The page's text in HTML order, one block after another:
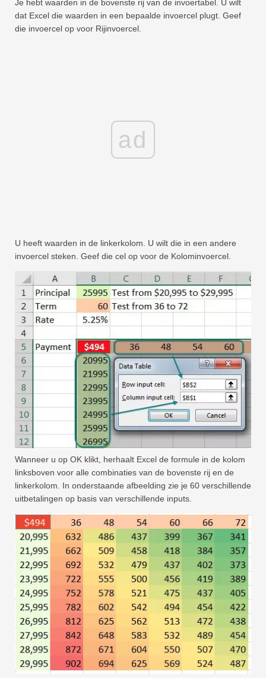
Je hebt waarden in de bovenste rij van de invoertabel. U wilt
dat Excel die waarden in een bepaalde invoercel plugt. Geef
die invoercel op voor Rijinvoercel.
ad
U heeft waarden in de linkerkolom. U wilt die in een andere
invoercel steken. Geef die cel op voor de Kolominvoercel.
Wanneer u op OK klikt, herhaalt Excel de formule in de kolom
linksboven voor alle combinaties van de bovenste rij en de
linkerkolom. In onderstaande afbeelding zie je 60 verschillende
uitbetalingen op basis van verschillende inputs.